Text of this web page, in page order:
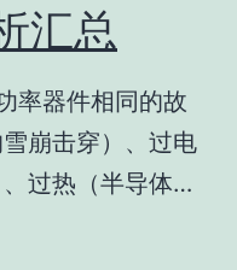
汇总
率器件相同的故
崩击穿）、过电
过热（半导体…